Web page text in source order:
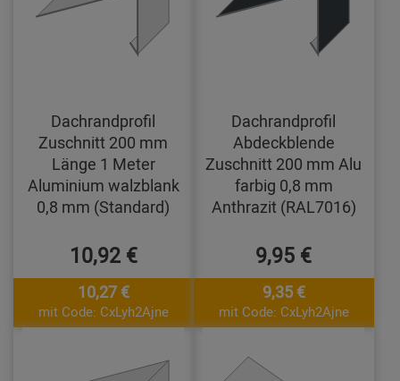
Dachrandprofil
Zuschnitt 200 mm
Länge 1 Meter
Aluminium walzblank
0,8 mm (Standard)
10,92 €
10,27 €
mit Code: CxLyh2Ajne
Dachrandprofil
Abdeckblende
Zuschnitt 200 mm Alu
farbig 0,8 mm
Anthrazit (RAL7016)
9,95 €
9,35 €
mit Code: CxLyh2Ajne